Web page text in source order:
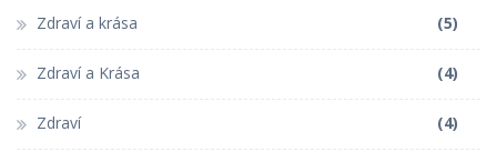
Zdraví a krása (5)
Zdraví a Krása (4)
Zdraví (4)